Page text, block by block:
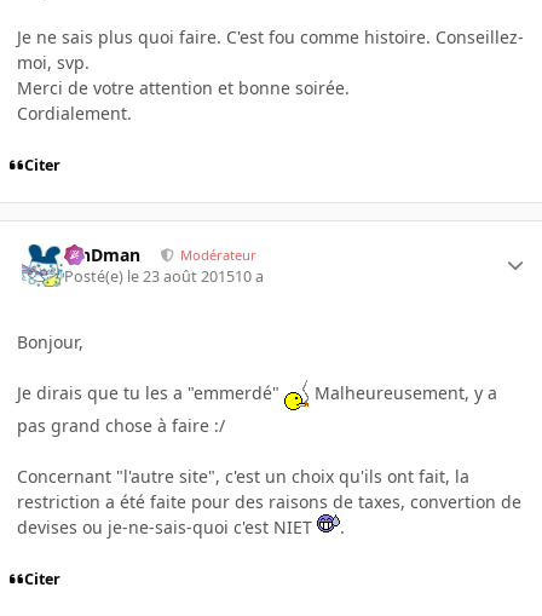
Je ne sais plus quoi faire. C'est fou comme histoire. Conseillez-
moi, svp.
Merci de votre attention et bonne soirée.
Cordialement.
Citer
RinDman Modérateur
Posté(e) le 23 août 201510 a
Bonjour,
Je dirais que tu les a "emmerdé"
Malheureusement, y a
pas grand chose à faire :/
Concernant "l'autre site", c'est un choix qu'ils ont fait, la
restriction a été faite pour des raisons de taxes, convertion de
devises ou je-ne-sais-quoi c'est NIET
.
Citer